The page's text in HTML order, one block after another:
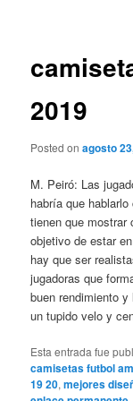
2019
Posted onagosto
M. Peiró: Las
habría que
tienen que mostrar
objetivo de estar
hay que ser
jugadoras que
buen rendimiento
un tupido velo y
Esta entrada fue
camisetas futbol
19 20,mejores